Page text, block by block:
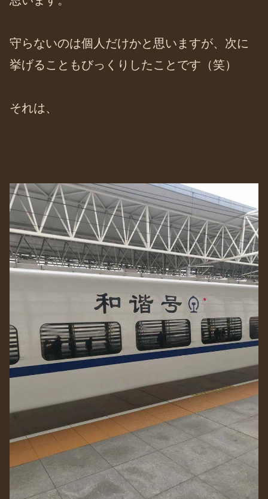
守らないのは個人だけかと思いますが、次に
挙げることもびっくりしたことです（笑）
それは、